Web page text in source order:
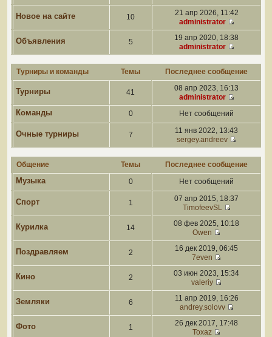
Новое на сайте 10
21 апр 2026, 11:42
administrator
Объявления 5
19 апр 2020, 18:38
administrator
Турниры и команды Темы Последнее сообщение
Турниры 41
08 апр 2023, 16:13
administrator
Команды 0 Нет сообщений
Очные турниры 7
11 янв 2022, 13:43
sergey.andreev
Общение Темы Последнее сообщение
Музыка 0 Нет сообщений
Спорт 1
07 апр 2015, 18:37
TimofeevSL
Курилка 14
08 фев 2025, 10:18
Owen
Поздравляем 2
16 дек 2019, 06:45
7even
Кино 2
03 июн 2023, 15:34
valeriy
Земляки 6
11 апр 2019, 16:26
andrey.solovv
Фото 1
26 дек 2017, 17:48
Toxaz